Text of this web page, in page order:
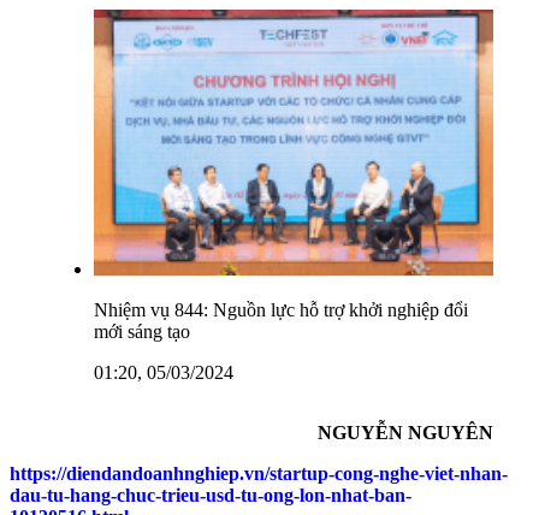
Nhiệm vụ 844: Nguồn lực hỗ trợ khởi nghiệp đổi
mới sáng tạo
01:20, 05/03/2024
NGUYỄN NGUYÊN
https://diendandoanhnghiep.vn/startup-cong-nghe-viet-nhan-
dau-tu-hang-chuc-trieu-usd-tu-ong-lon-nhat-ban-